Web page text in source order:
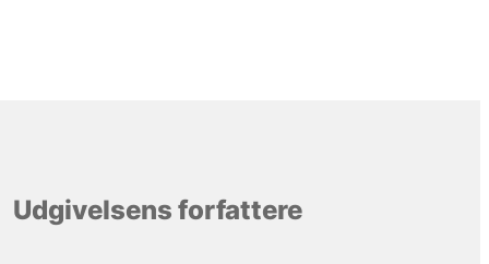
Udgivelsens forfattere